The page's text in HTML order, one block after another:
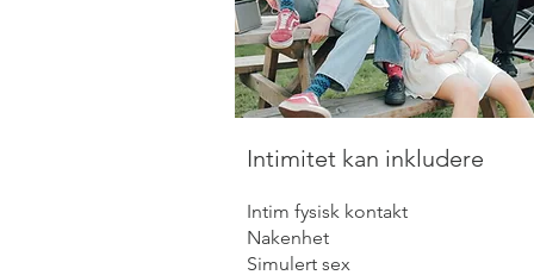
Intimitet kan inkludere
Intim fysisk kontakt
Nakenhet
Simulert sex